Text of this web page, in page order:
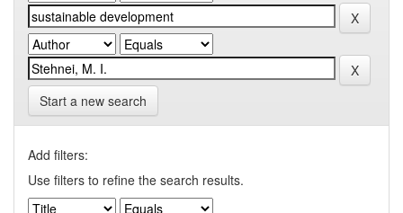
Start a new search
Add filters:
Use filters to refine the search results.